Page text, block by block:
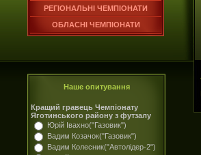
РЕГІОНАЛЬНІ ЧЕМПІОНАТИ
ОБЛАСНІ ЧЕМПІОНАТИ
Наше опитування
Кращий гравець Чемпіонату
Яготинського району з футзалу
Юрій Івахно("Газовик")
Вадим Козачок("Газовик")
Вадим Колесник("Автолідер-2")